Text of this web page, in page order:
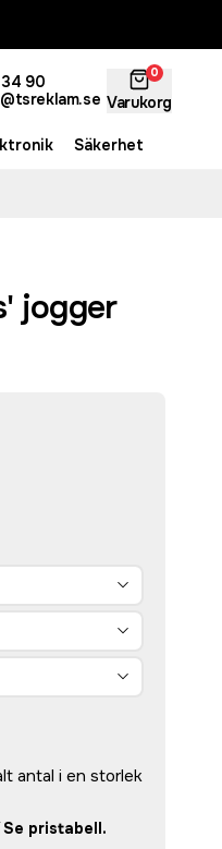
34 90
0
Varukorg
Säkerhet
jogger
antal i en storlek
Se pristabell.